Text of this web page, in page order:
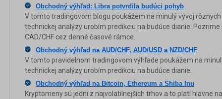
Obchodný výhľad: Libra potvrdila budúci pohyb
V tomto tradingovom blogu poukážem na minulý vývoj
technickej analýzy urobím predikciu na budúce dianie. Pozrime
CAD/CHF cez denné časové rámce.
Obchodný výhľad na AUD/CHF, AUD/USD a NZD/CHF
V tomto pravidelnom tradingovom výhľade poukážem na
technickej analýzy urobím predikciu na budúce dianie.
Obchodný výhľad na Bitcoin, Ethereum a Shiba Inu
Kryptomeny sú jedni z najvolatilnejších trhov a to platí hlavne